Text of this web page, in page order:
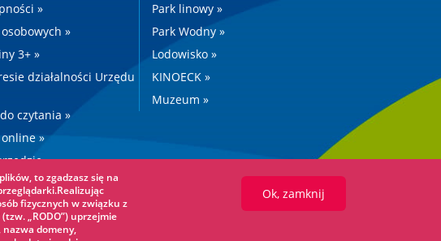
»
»
3+ »
działalności Urzędu
czytania »
online »
»
Park linowy »
Park Wodny »
Lodowisko »
KINOECK »
Muzeum »
to zgadzasz się na
fizycznych w związku z
„RODO”) uprzejmie
domeny,
Ok, zamknij